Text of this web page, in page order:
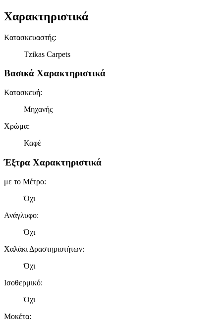
Χαρακτηριστικά
Κατασκευαστής:
Tzikas Carpets
Βασικά Χαρακτηριστικά
Κατασκευή:
Μηχανής
Χρώμα:
Καφέ
Έξτρα Χαρακτηριστικά
με το Μέτρο:
Όχι
Ανάγλυφο:
Όχι
Χαλάκι Δραστηριοτήτων:
Όχι
Ισοθερμικό:
Όχι
Μοκέτα: